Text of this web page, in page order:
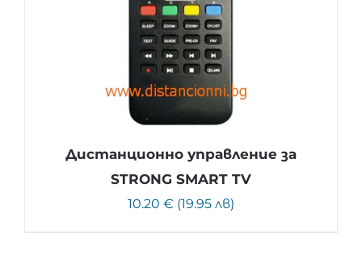
Дистанционно управление за
STRONG SMART TV
10.20 € (19.95 лв)